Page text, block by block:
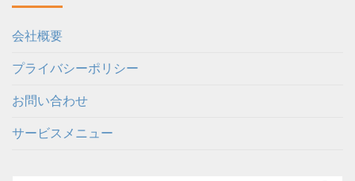
会社概要
プライバシーポリシー
お問い合わせ
サービスメニュー